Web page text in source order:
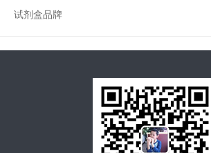
试剂盒品牌